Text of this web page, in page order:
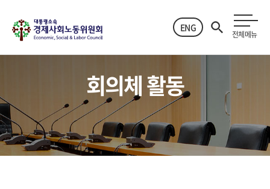
ENG
전체메뉴
회의체 활동